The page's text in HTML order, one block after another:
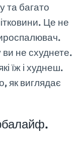
та багато
Це не
не схуднете.
їж і худнеш.
як виглядає